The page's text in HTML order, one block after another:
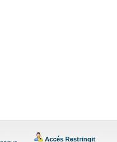
Accés Restringit